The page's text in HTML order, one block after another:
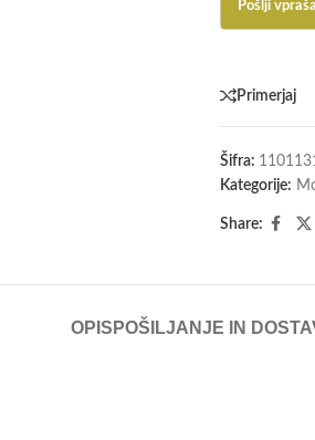
Primerjaj
Šifra:
Kategorije:
Share:
OPIS POŠILJANJE IN